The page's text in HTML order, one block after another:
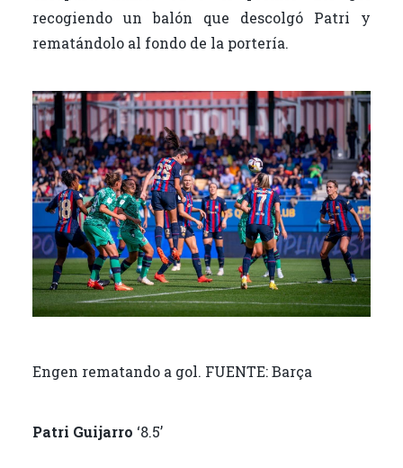
recogiendo un balón que descolgó Patri y
rematándolo al fondo de la portería.
Engen rematando a gol. FUENTE: Barça
Patri Guijarro ‘8.5’